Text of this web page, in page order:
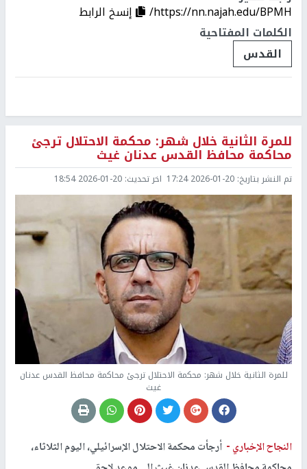
https://nn.najah.edu/BPMH/
إنسخ الرابط
الكلمات المفتاحية
القدس
للمرة الثانية خلال شهر: محكمة الاحتلال ترجئ
محاكمة محافظ القدس عدنان غيث
تم النشر بتاريخ: 2026-01-20 17:24 اخر تحديث: 2026-01-20 18:54
للمرة الثانية خلال شهر: محكمة الاحتلال ترجئ محاكمة محافظ القدس عدنان
غيث
النجاح الإخباري - أرجأت محكمة الاحتلال الإسرائيلي، اليوم الثلاثاء،